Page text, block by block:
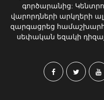
գործարանից:
վարորդների արկղերի
զարգացրեց
սեփական եզակի